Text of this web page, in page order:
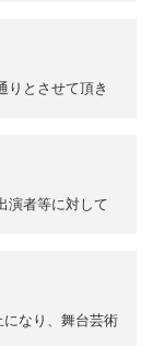
りとさせて頂き
演者等に対して
なり、舞台芸術